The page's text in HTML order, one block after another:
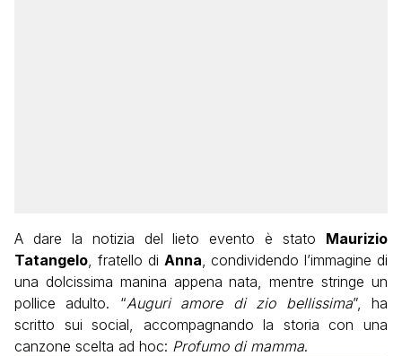
A dare la notizia del lieto evento è stato Maurizio
Tatangelo, fratello di Anna, condividendo l’immagine di
una dolcissima manina appena nata, mentre stringe un
pollice adulto. “Auguri amore di zio bellissima”, ha
scritto sui social, accompagnando la storia con una
canzone scelta ad hoc: Profumo di mamma.